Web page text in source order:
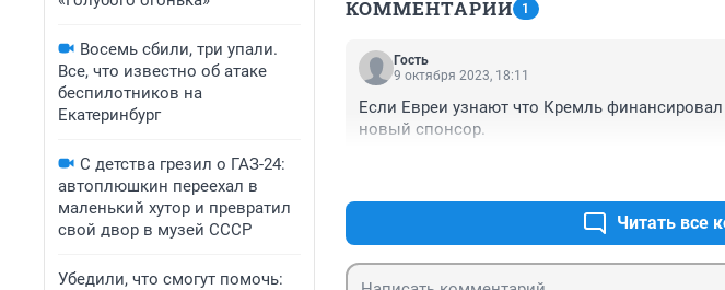
Восемь сбили, три упали.
Все, что известно об атаке
беспилотников на
Екатеринбург
С детства грезил о ГАЗ-24:
автоплюшкин переехал в
маленький хутор и превратил
свой двор в музей СССР
Убедили, что смогут помочь:
КОММЕНТАРИИ 1
Гость
9 октября 2023, 18:11
Если Евреи узнают что Кремль
новый спонсор.
Читать все